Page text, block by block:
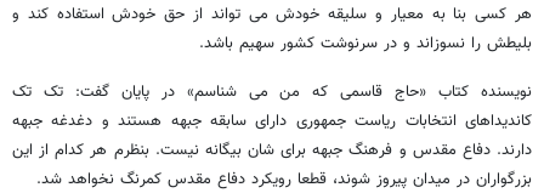
هر کسی بنا به معیار و سلیقه خودش می تواند از حق خودش استفاده کند و
بلیطش را نسوزاند و در سرنوشت کشور سهیم باشد.
نویسنده کتاب «حاج قاسمی که من می شناسم» در پایان گفت: تک تک
کاندیداهای انتخابات ریاست جمهوری دارای سابقه جبهه هستند و دغدغه جبهه
دارند. دفاع مقدس و فرهنگ جبهه برای شان بیگانه نیست. بنظرم هر کدام از این
بزرگواران در میدان پیروز شوند، قطعا رویکرد دفاع مقدس کمرنگ نخواهد شد.